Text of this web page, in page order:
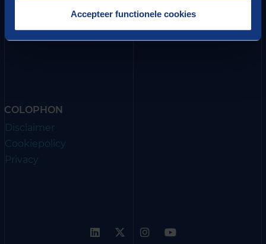
Accepteer functionele cookies
+31 (0) 30 291 69 16
Google maps
COLOPHON
Disclaimer
Cookiepolicy
Privacy